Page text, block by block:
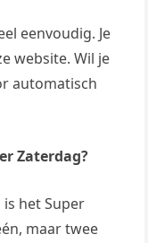
eenvoudig. Je
website. Wil je
automatisch
Zaterdag?
het Super
maar twee